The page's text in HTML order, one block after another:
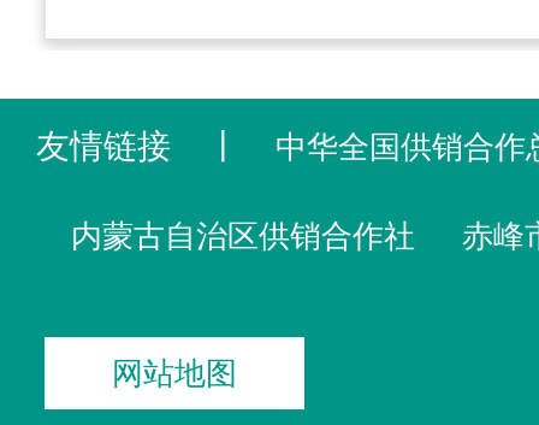
友情链接 中华全国供销合作
内蒙古自治区供销合作社 赤峰
网站地图